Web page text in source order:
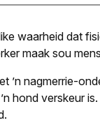
waarheid dat
maak sou
’n nagmerrie-
hond verskeur